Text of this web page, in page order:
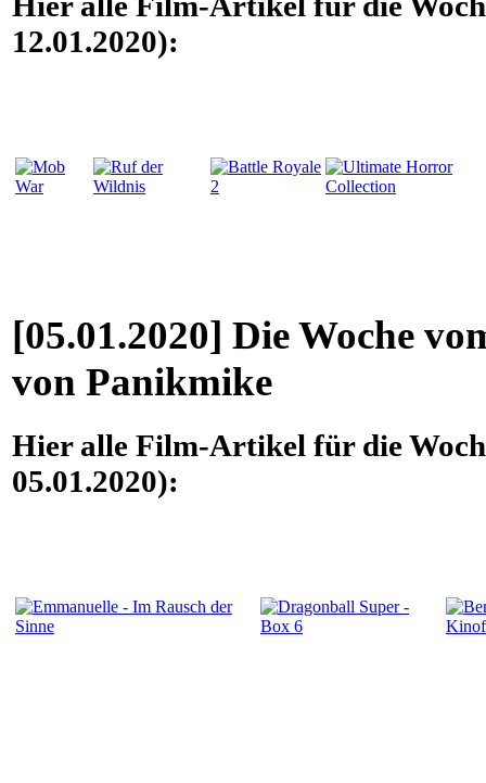
12.01.2020):
[05.01.2020] Die Woche
von Panikmike
Hier alle Film-Artikel für die
05.01.2020):